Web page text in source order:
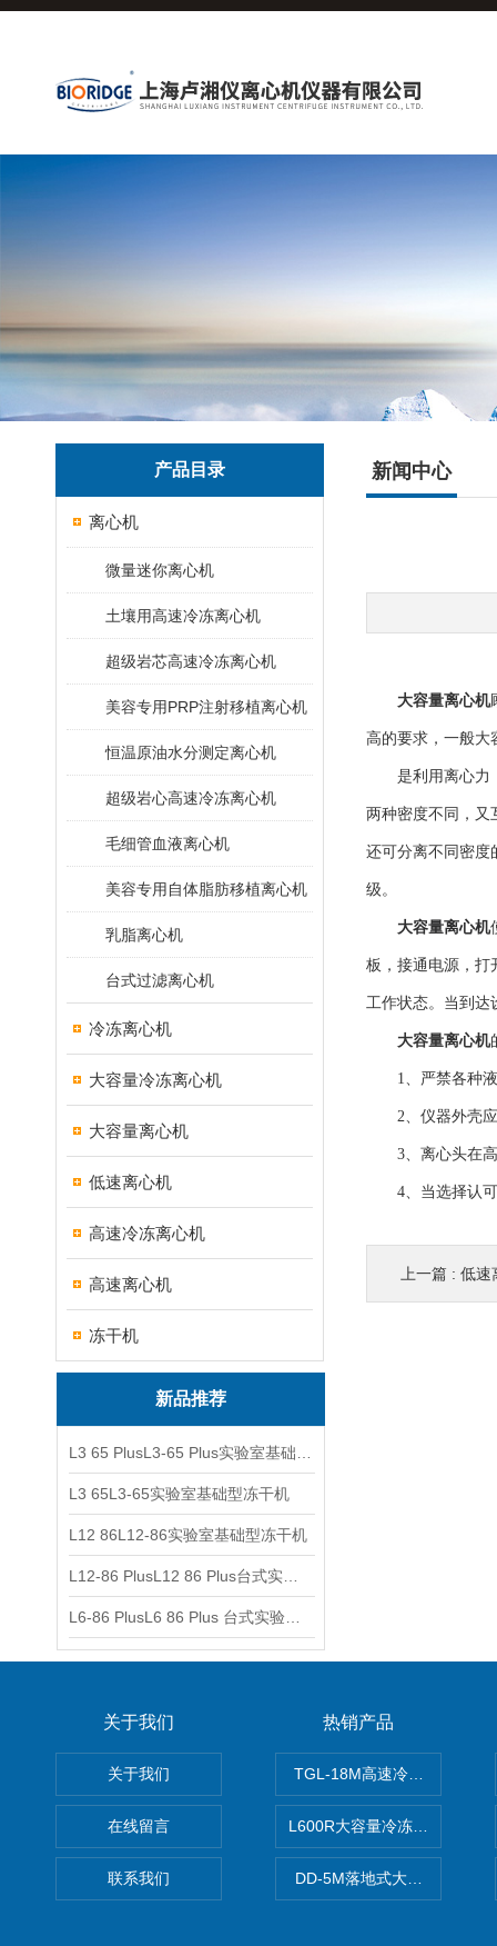
产品目录
离心机
微量迷你离心机
土壤用高速冷冻离心机
超级岩芯高速冷冻离心机
美容专用PRP注射移植离心机
恒温原油水分测定离心机
超级岩心高速冷冻离心机
毛细管血液离心机
美容专用自体脂肪移植离心机
乳脂离心机
台式过滤离心机
冷冻离心机
大容量冷冻离心机
大容量离心机
低速离心机
高速冷冻离心机
高速离心机
冻干机
新品推荐
L3 65L3-65实验室基础型冻干机
L12 86L12-86实验室基础型冻干机
新闻中心
大容量离心机
高的要求，一般大
是利用离心力，
两种密度不同，又
还可分离不同密度
级。
大容量离心机
板，接通电源，
工作状态。当到达
大容量离心机
1、严禁各种液
2、仪器外壳应
3、离心头在高
4、当选择认可
上一篇 : 低速
关于我们
关于我们
在线留言
联系我们
热销产品
TGL-18M高速冷冻离心机厂
L600R大容量冷冻离心机报价
DD-5M落地式大容量离心机